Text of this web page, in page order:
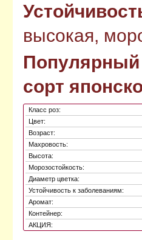
высокая,
Популярный
сорт
Класс роз:
Цвет:
Возраст:
Махровость:
Высота:
Морозостойкость:
Диаметр цветка:
Устойчивость к заболеваниям:
Аромат:
Контейнер:
АКЦИЯ: